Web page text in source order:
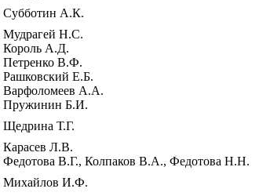
Субботин А.К.
Мудрагей Н.С.
Король А.Д.
Петренко В.Ф.
Рашковский Е.Б.
Варфоломеев А.А.
Пружинин Б.И.
Щедрина Т.Г.
Карасев Л.В.
Федотова В.Г., Колпаков В.А., Федотова Н.Н.
Михайлов И.Ф.